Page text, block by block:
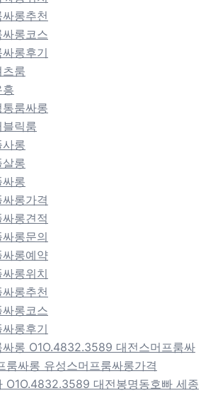
롱추천
롱코스
롱후기
룸
룸싸롱
릭룸
롱
롱
롱
롱가격
롱견적
롱문의
롱예약
롱위치
롱추천
롱코스
롱후기
롱 O1O.4832.3589 대전스머프룸싸
룸싸롱 유성스머프룸싸롱가격
O1O.4832.3589 대전봉명동호빠 세종